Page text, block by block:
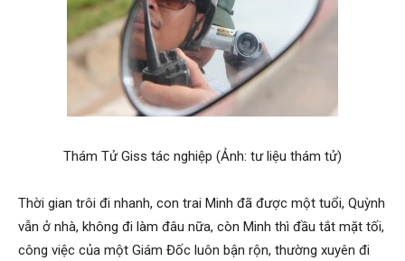
Hải
Thám Tử Giss tác nghiệp (Ảnh: tư liệu thám tử)
Thời gian trôi đi nhanh, con trai Minh đã được một tuổi, Quỳnh
vẫn ở nhà, không đi làm đâu nữa, còn Minh thì đầu tắt mặt tối,
công việc của một Giám Đốc luôn bận rộn, thường xuyên đi